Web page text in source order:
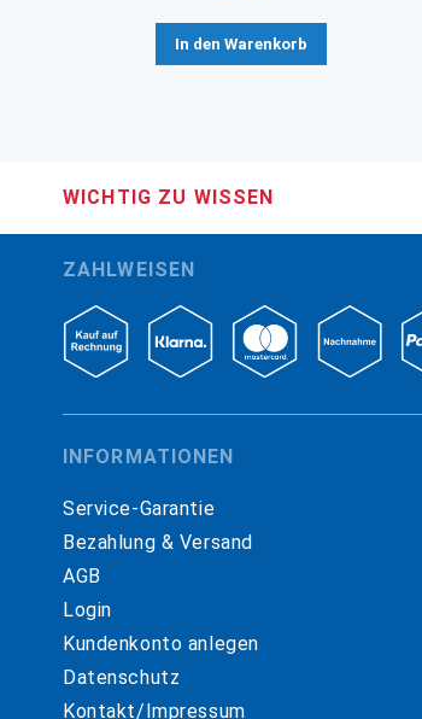
In den Warenkorb
WICHTIG ZU WISSEN
ZAHLWEISEN
INFORMATIONEN
Service-Garantie
Bezahlung & Versand
AGB
Login
Kundenkonto anlegen
Datenschutz
Kontakt/Impressum